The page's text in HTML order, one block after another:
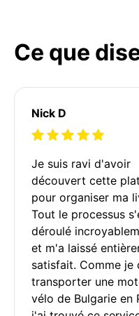
Ce que
Nick D
Je suis ravi d'avoir
découvert cette
pour organiser ma
Tout le processus
déroulé
et m'a laissé
satisfait. Comme je
transporter une
vélo de Bulgarie en